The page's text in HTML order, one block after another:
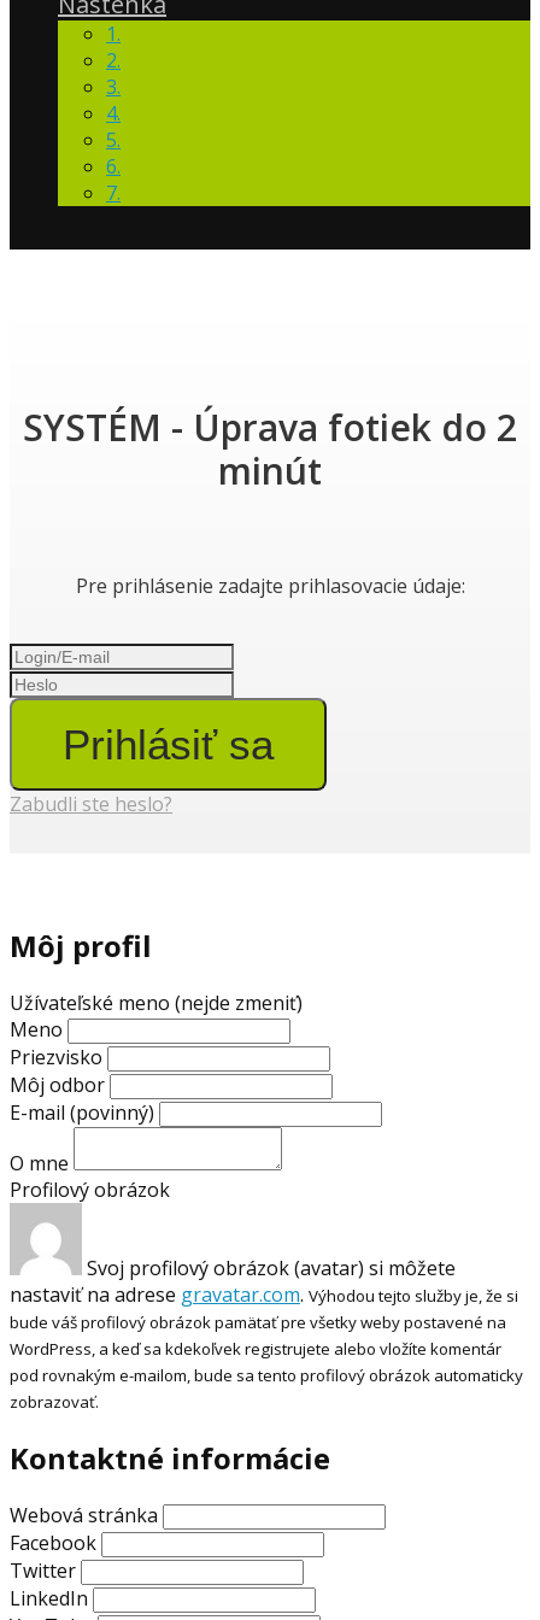
1.
2.
3.
4.
5.
6.
7.
SYSTÉM - Úprava fotiek do 2
minút
Pre prihlásenie zadajte prihlasovacie údaje:
Prihlásiť sa
Zabudli ste heslo?
Môj profil
Užívateľské meno (nejde zmeniť)
Meno
Priezvisko
Môj odbor
E-mail (povinný)
O mne
Profilový obrázok
Svoj profilový obrázok (avatar) si môžete
nastaviť na adrese gravatar.com. Výhodou tejto služby je, že si
bude váš profilový obrázok pamätať pre všetky weby postavené na
WordPress, a keď sa kdekoľvek registrujete alebo vložíte komentár
pod rovnakým e-mailom, bude sa tento profilový obrázok automaticky
zobrazovať.
Kontaktné informácie
Webová stránka
Facebook
Twitter
LinkedIn